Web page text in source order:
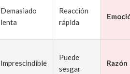
Demasiado
lenta
Reacción
rápida
Imprescindible
Puede
sesgar
Razón